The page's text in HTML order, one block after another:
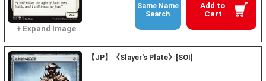
Add to
Cart
Same Name
Search
【JP】《Slayer's Plate》[SOI]